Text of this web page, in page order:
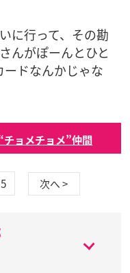
に行って、その勘
んがぽーんとひと
ドなんかじゃな
ョメチョメ”仲間
5 次へ >